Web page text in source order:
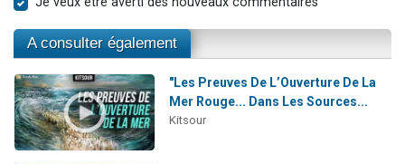
A consulter également
"Les Preuves De L’Ouverture De La
Mer Rouge... Dans Les Sources...
Kitsour